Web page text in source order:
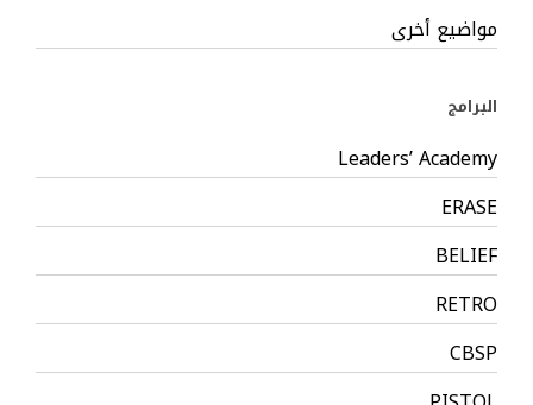
مواضيع أخرى
البرامج
Leaders’ Academy
ERASE
BELIEF
RETRO
CBSP